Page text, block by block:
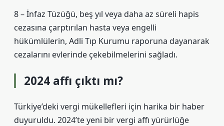
8 – İnfaz Tüzüğü, beş yıl veya daha az süreli hapis
cezasına çarptırılan hasta veya engelli
hükümlülerin, Adli Tıp Kurumu raporuna dayanarak
cezalarını evlerinde çekebilmelerini sağladı.
2024 affı çıktı mı?
Türkiye’deki vergi mükellefleri için harika bir haber
duyuruldu. 2024’te yeni bir vergi affı yürürlüğe